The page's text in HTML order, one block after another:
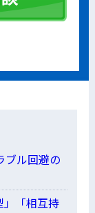
ブル回避の
「相互持